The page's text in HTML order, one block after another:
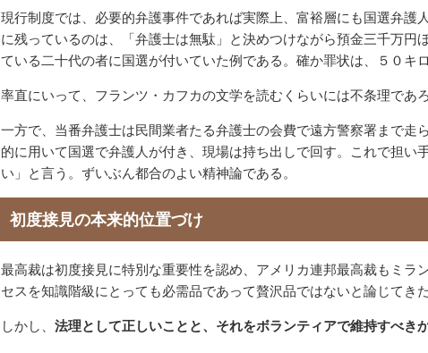
現行制度では、必要的弁護事件であれば実際上、富裕層にも国選弁護
に残っているのは、「弁護士は無駄」と決めつけながら預金三千万円
ている二十代の者に国選が付いていた例である。確か罪状は、５０キ
率直にいって、フランツ・カフカの文学を読むくらいには不条理であろ
一方で、当番弁護士は民間業者たる弁護士の会費で遠方警察署まで走
的に用いて国選で弁護人が付き、現場は持ち出しで回す。これで担い
い」と言う。ずいぶん都合のよい精神論である。
初度接見の本来的位置づけ
最高裁は初度接見に特別な重要性を認め、アメリカ連邦最高裁もミラ
セスを知識階級にとっても必需品であって贅沢品ではないと論じてき
しかし、 法理として正しいことと、それをボランティアで維持すべき